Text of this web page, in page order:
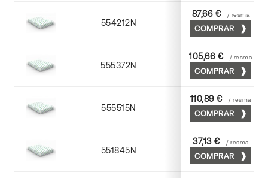
554212N 72 x 102
87,66 € / resma
COMPRAR
555372N 70 x 100
105,66 € / resma
COMPRAR
555515N 72 x 102
110,89 € / resma
COMPRAR
551845N 45 x 64
37,13 € / resma
COMPRAR